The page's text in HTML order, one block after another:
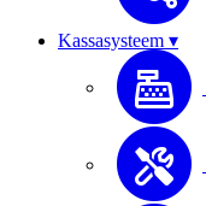
Kassasysteem ▾